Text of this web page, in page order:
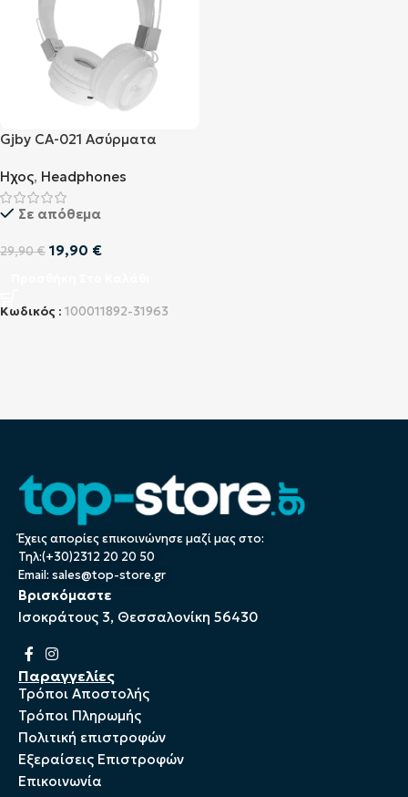
Gjby CA-021 Ασύρματα
Ήχος, Headphones
Σε απόθεμα
29,90€ 19,90 €
Κωδικός : 100011892-31963
Έχεις απορίες επικοινώνησε μαζί μας στο:
Τηλ:(+30)2312 20 20 50
Email: sales@top-store.gr
Βρισκόμαστε
Ισοκράτους 3, Θεσσαλονίκη 56430
Παραγγελίες
Τρόποι Αποστολής
Τρόποι Πληρωμής
Πολιτική επιστροφών
Εξεραίσεις Επιστροφών
Επικοινωνία